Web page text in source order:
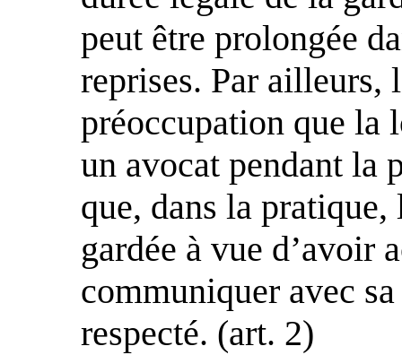
peut être prolongée
reprises. Par ailleurs,
préoccupation que la
un avocat pendant la
que, dans la
gardée à vue d’avoir
communiquer avec
respecté. (art. 2)